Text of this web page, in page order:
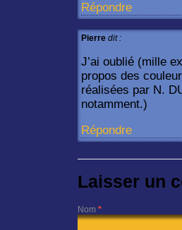
Répondre
Pierre dit :
J’ai oublié (mille
propos des
réalisées par N.
notamment.)
Répondre
Laisser un
Nom *